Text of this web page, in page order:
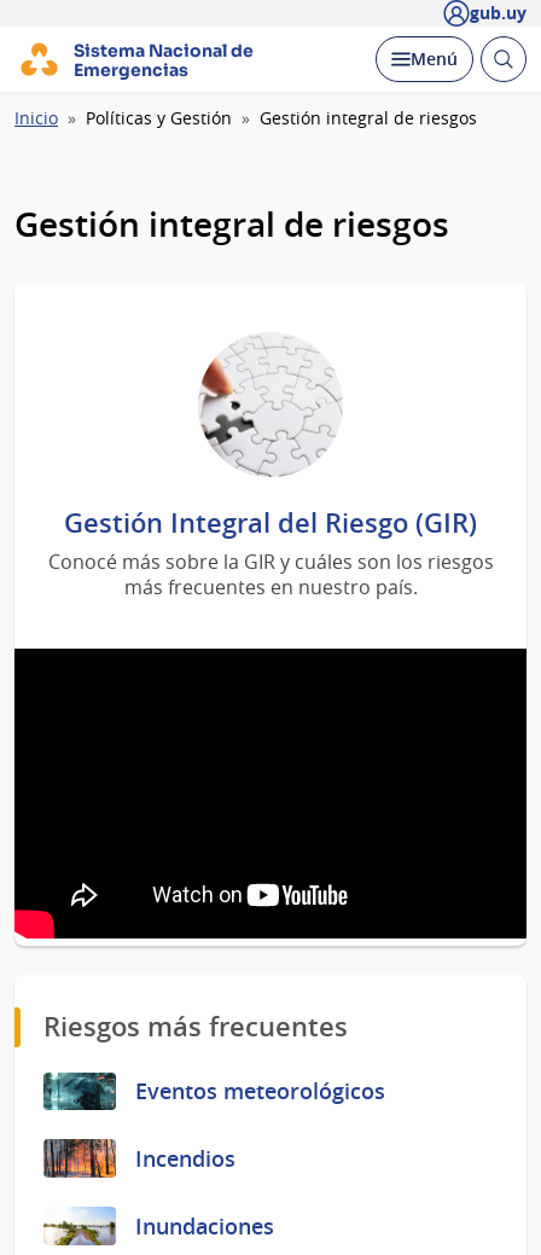
gub.uy
Sistema Nacional de
Emergencias
Desplegar
Menú Abrir
Ruta
Inicio Políticas y Gestión Gestión integral de riesgos
Gestión integral de riesgos
Gestión Integral del Riesgo (GIR)
Conocé más sobre la GIR y cuáles son los riesgos
más frecuentes en nuestro país.
Riesgos más frecuentes
Eventos meteorológicos
Incendios
Inundaciones